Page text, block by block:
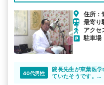
住所：
最寄り
アクセ
駐車場
40代男性
院長先生が東葉医
ていたそうです。